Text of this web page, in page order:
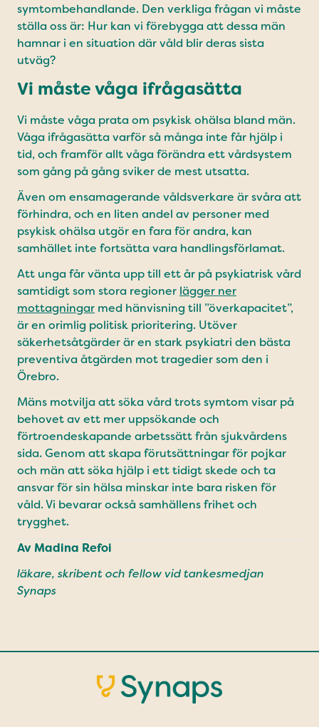
symtombehandlande. Den verkliga frågan vi måste
ställa oss är: Hur kan vi förebygga att dessa män
hamnar i en situation där våld blir deras sista
utväg?
Vi måste våga ifrågasätta
Vi måste våga prata om psykisk ohälsa bland män.
Våga ifrågasätta varför så många inte får hjälp i
tid, och framför allt våga förändra ett vårdsystem
som gång på gång sviker de mest utsatta.
Även om ensamagerande våldsverkare är svåra att
förhindra, och en liten andel av personer med
psykisk ohälsa utgör en fara för andra, kan
samhället inte fortsätta vara handlingsförlamat.
Att unga får vänta upp till ett år på psykiatrisk vård
samtidigt som stora regioner lägger ner
mottagningar med hänvisning till ”överkapacitet”,
är en orimlig politisk prioritering. Utöver
säkerhetsåtgärder är en stark psykiatri den bästa
preventiva åtgärden mot tragedier som den i
Örebro.
Mäns motvilja att söka vård trots symtom visar på
behovet av ett mer uppsökande och
förtroendeskapande arbetssätt från sjukvårdens
sida. Genom att skapa förutsättningar för pojkar
och män att söka hjälp i ett tidigt skede och ta
ansvar för sin hälsa minskar inte bara risken för
våld. Vi bevarar också samhällens frihet och
trygghet.
Av Madina Refoi
läkare, skribent och fellow vid tankesmedjan
Synaps